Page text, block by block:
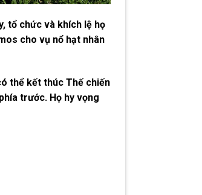
tổ chức và khích lệ họ
cho vụ nổ hạt nhân
thể kết thúc Thế chiến
trước. Họ hy vọng